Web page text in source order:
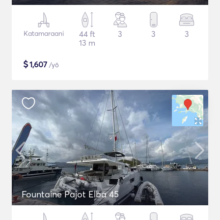
Katamaraani
44 ft
13 m
3 3 3
$1,607 /yö
Fountaine Pajot Elba 45